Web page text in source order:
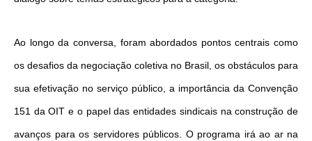
Ao longo da conversa, foram abordados pontos centrais como
os desafios da negociação coletiva no Brasil, os obstáculos para
sua efetivação no serviço público, a importância da Convenção
151 da OIT e o papel das entidades sindicais na construção de
avanços para os servidores públicos. O programa irá ao ar na